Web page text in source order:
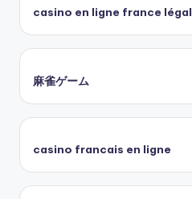
casino en ligne france légal
麻雀ゲーム
casino francais en ligne